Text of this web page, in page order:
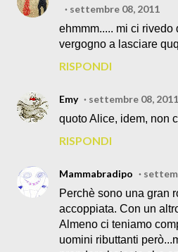
settembre 08, 2011
ehmmm..... mi ci
vergogno a lasciare
RISPONDI
Emy
settembre 08, 2011
quoto Alice, idem, non
RISPONDI
Mammabradipo
Perchè sono una gran
accoppiata. Con un
Almeno ci teniamo
uomini ributtanti